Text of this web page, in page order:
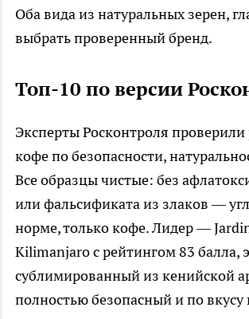
Оба вида из натуральных зерен,
выбрать проверенный бренд.​
Топ-10 по версии
Эксперты Росконтроля
кофе по безопасности,
Все образцы чистые: без
или фальсификата из злаков —
норме, только кофе. Лидер —
Kilimanjaro с рейтингом 83 балла,
сублимированный из кенийской
полностью безопасный и по вкусу